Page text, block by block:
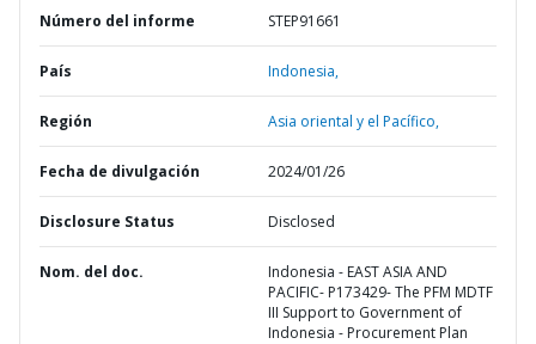
Número del informe STEP91661
País Indonesia,
Región Asia oriental y el Pacífico,
Fecha de divulgación 2024/01/26
Disclosure Status Disclosed
Nom. del doc.
Indonesia - EAST ASIA AND
PACIFIC- P173429- The PFM MDTF
III Support to Government of
Indonesia - Procurement Plan